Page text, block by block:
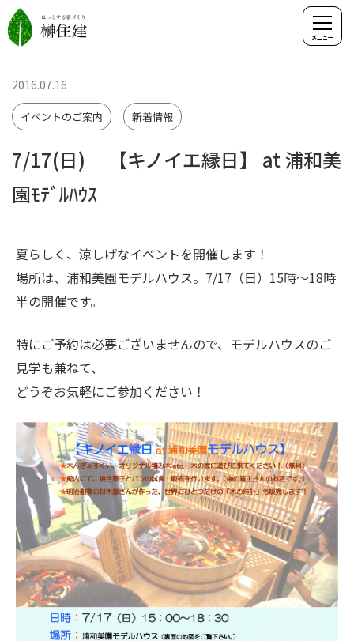
7/17(日) 【キノイエ縁日】 at 浦和美
園ﾓﾃﾞﾙﾊｳｽ
2016.07.16
イベントのご案内 新着情報
夏らしく、涼しげなイベントを開催します！
場所は、浦和美園モデルハウス。7/17（日）15時～18時
半の開催です。
特にご予約は必要ございませんので、モデルハウスのご
見学も兼ねて、
どうぞお気軽にご参加ください！